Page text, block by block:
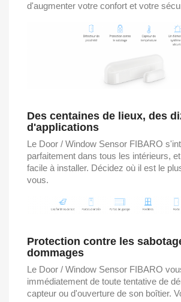
d'augmenter votre confort et votre
Des centaines de lieux, des
d'applications
Le Door / Window Sensor FIBARO
parfaitement dans tous les intérieurs,
facile à installer. Décidez où il est le
vous.
Protection contre les
dommages
Le Door / Window Sensor FIBARO
immédiatement de toute tentative de
capteur ou d'ouverture de son boîtier.